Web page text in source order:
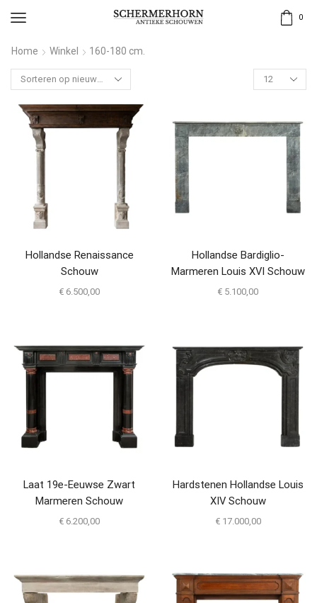
0
Home Winkel 160-180 cm.
Hollandse Renaissance
Schouw
€ 6.500,00
Hollandse Bardiglio-
Marmeren Louis XVI Schouw
€ 5.100,00
Laat 19e-Eeuwse Zwart
Marmeren Schouw
€ 6.200,00
Hardstenen Hollandse Louis
XIV Schouw
€17.000,00